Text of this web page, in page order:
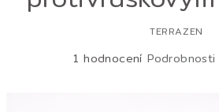
TERRAZEN
Průměrné
1 hodnocení